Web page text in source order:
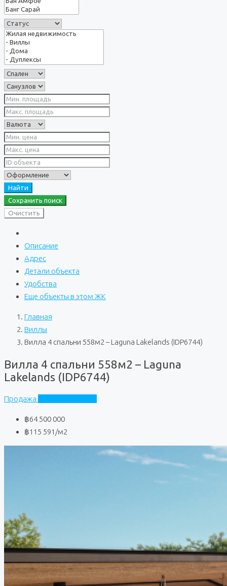
Найти
Сохранить поиск
Очистить
Описание
Адрес
Детали объекта
Удобства
Еще объекты в этом ЖК
Главная
Виллы
Вилла 4 спальни 558м2 – Laguna Lakelands (IDP6744)
Вилла 4 спальни 558м2 – Laguna
Lakelands (IDP6744)
Продажа
฿64 500 000
฿115 591 /м2